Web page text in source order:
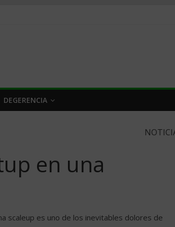
DEGERENCIA
en una
scaleup es uno de los inevitables dolores de